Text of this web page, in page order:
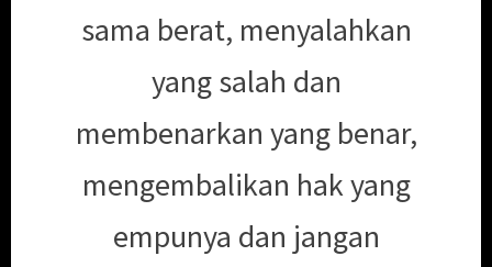
sama berat, menyalahkan
yang salah dan
membenarkan yang benar,
mengembalikan hak yang
empunya dan jangan